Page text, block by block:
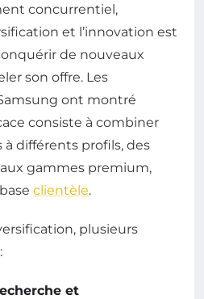
concurrentiel,
et l’innovation est
de nouveaux
son offre. Les
ont montré
consiste à combiner
différents profils, des
gammes premium,
clientèle.
plusieurs
et